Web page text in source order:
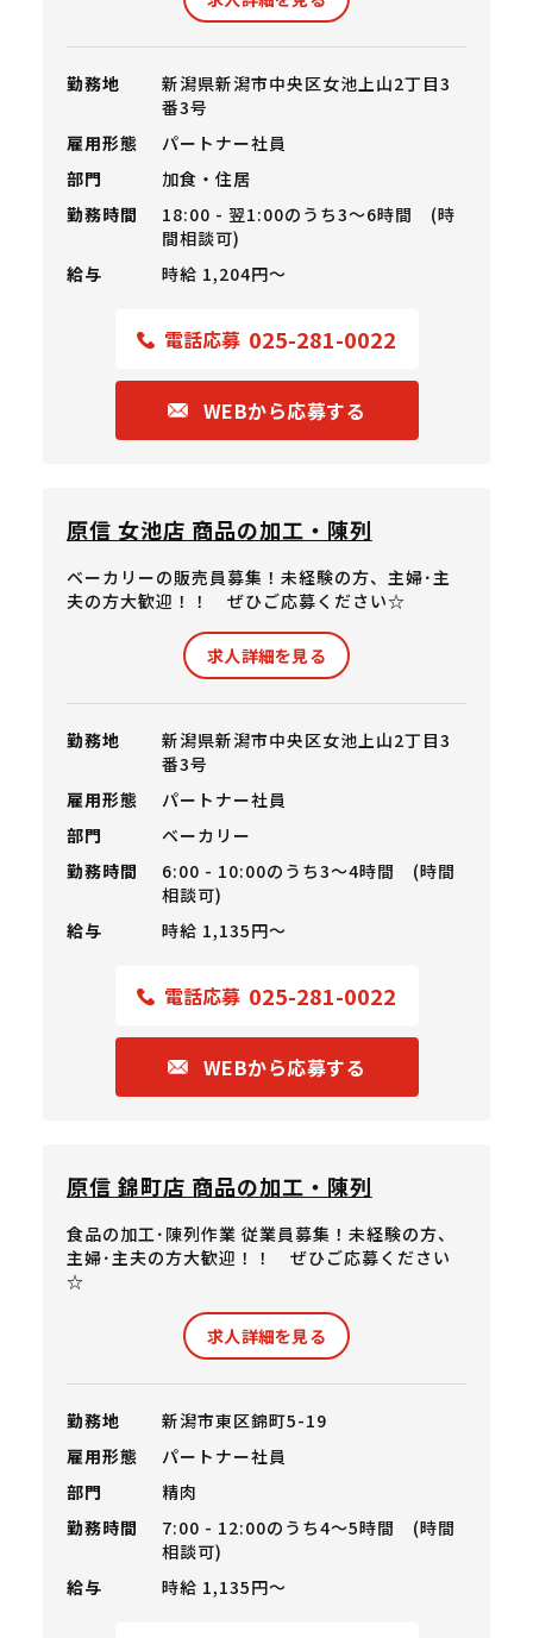
勤務地
新潟県新潟市中央区女池上山2丁目3
番3号
雇用形態
パートナー社員
部門
加食・住居
勤務時間
18:00 - 翌1:00のうち3～6時間 (時
間相談可)
給与
時給 1,204円〜
電話応募 025-281-0022
WEBから応募する
原信 女池店 商品の加工・陳列
ベーカリーの販売員募集！未経験の方、主婦･主
夫の方大歓迎！！ ぜひご応募ください☆
求人詳細を見る
勤務地
新潟県新潟市中央区女池上山2丁目3
番3号
雇用形態
パートナー社員
部門
ベーカリー
勤務時間
6:00 - 10:00のうち3～4時間 (時間
相談可)
給与
時給 1,135円〜
電話応募 025-281-0022
WEBから応募する
原信 錦町店 商品の加工・陳列
食品の加工･陳列作業 従業員募集！未経験の方、
主婦･主夫の方大歓迎！！ ぜひご応募ください
☆
求人詳細を見る
勤務地
新潟市東区錦町5-19
雇用形態
パートナー社員
部門
精肉
勤務時間
7:00 - 12:00のうち4～5時間 (時間
相談可)
給与
時給 1,135円〜